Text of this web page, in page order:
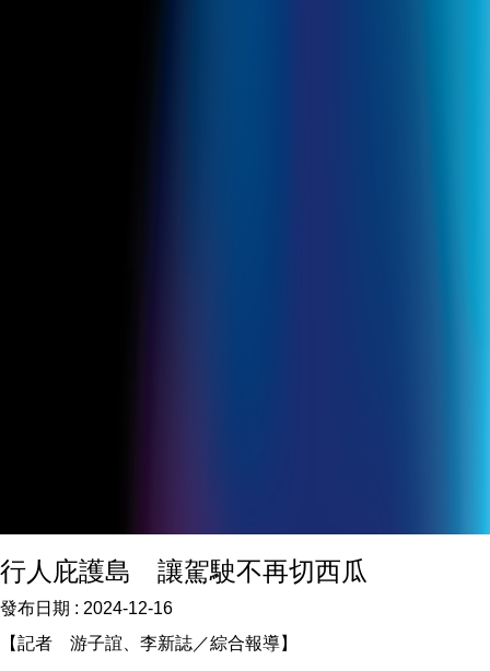
行人庇護島 讓駕駛不再切西瓜
發布日期 : 2024-12-16
【記者 游子誼、李新誌／綜合報導】